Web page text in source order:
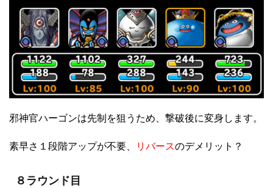
邪神官ハーゴンは先制を狙うため、撃破後に変身します。
素早さ１段階アップが不要、 リバースのデメリット？
８ラウンド目